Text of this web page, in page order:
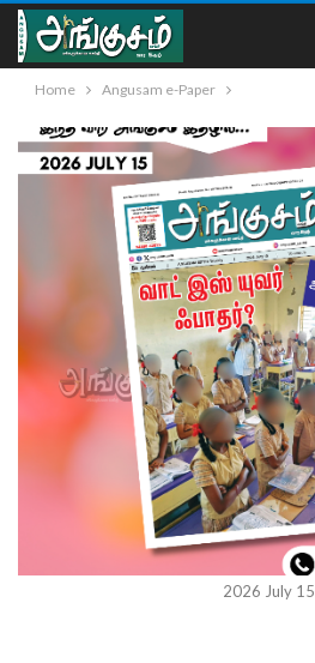
Home Angusam e-Paper
2026 July 15